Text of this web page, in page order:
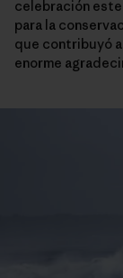
celebración
para la
que contribuyó a
enorme